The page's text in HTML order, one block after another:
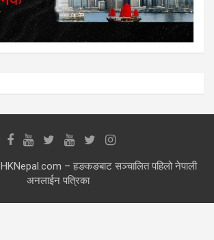
HKNepal.com – हङकङबाट सञ्चालित पहिलो नेपाली
अनलाईन पत्रिका